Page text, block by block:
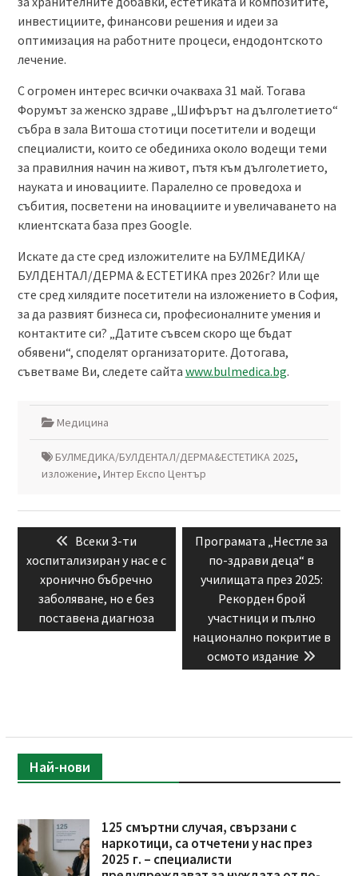
инвестициите, финансови решения и идеи за
оптимизация на работните процеси, ендодонтското
лечение.
С огромен интерес всички очакваха 31 май. Тогава
Форумът за женско здраве „Шифърът на дълголетието“
събра в зала Витоша стотици посетители и водещи
специалисти, които се обединиха около водещи теми
за правилния начин на живот, пътя към дълголетието,
науката и иновациите. Паралелно се проведоха и
събития, посветени на иновациите и увеличаването на
клиентската база през Google.
Искате да сте сред изложителите на БУЛМЕДИКА/
БУЛДЕНТАЛ/ДЕРМА & EСТЕТИКА през 2026г? Или ще
сте сред хилядите посетители на изложението в София,
за да развият бизнеса си, професионалните умения и
контактите си? „Датите съвсем скоро ще бъдат
обявени“, споделят организаторите. Дотогава,
съветваме Ви, следете сайта www.bulmedica.bg.
Медицина
БУЛМЕДИКА/БУЛДЕНТАЛ/ДЕРМА&ЕСТЕТИКА 2025,
изложение, Интер Експо Център
Навигация
Previous
post:
Всеки 3-ти
хоспитализиран у нас е с
хронично бъбречно
заболяване, но е без
поставена диагноза
Next
post:
Програмата „Нестле за
по-здрави деца“ в
училищата през 2025:
Рекорден брой
участници и пълно
национално покритие в
осмото издание
Най-нови
125 смъртни случая, свързани с
наркотици, са отчетени у нас през
2025 г. – специалисти